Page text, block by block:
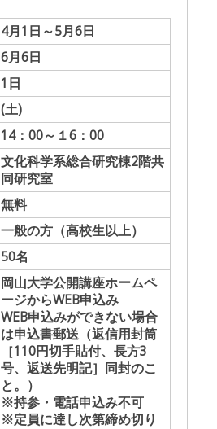
4月1日～5月6日
6月6日
1日
(土)
14：00～１6：00
文化科学系総合研究棟2階共
同研究室
無料
一般の方（高校生以上）
50名
岡山大学公開講座ホームペ
ージからWEB申込み
WEB申込みができない場合
は申込書郵送（返信用封筒
［110円切手貼付、長方3
号、返送先明記］同封のこ
と。）
※持参・電話申込み不可
※定員に達し次第締め切り